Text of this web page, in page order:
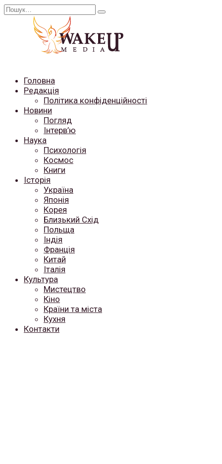
Перейти
Search
Головна
Редакція
Політика конфіденційності
Новини
Погляд
Інтерв’ю
Наука
Психологія
Космос
Книги
Історія
Україна
Японія
Корея
Близький Схід
Польща
Індія
Франція
Китай
Італія
Культура
Мистецтво
Кіно
Країни та міста
Кухня
Контакти